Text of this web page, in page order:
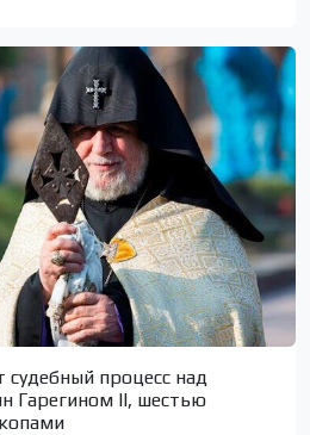
процесс над
Гарегином II, шестью